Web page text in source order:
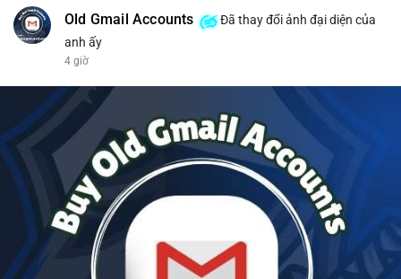
Old Gmail Accounts
Đã thay đổi ảnh đại diện của
anh ấy
4 giờ